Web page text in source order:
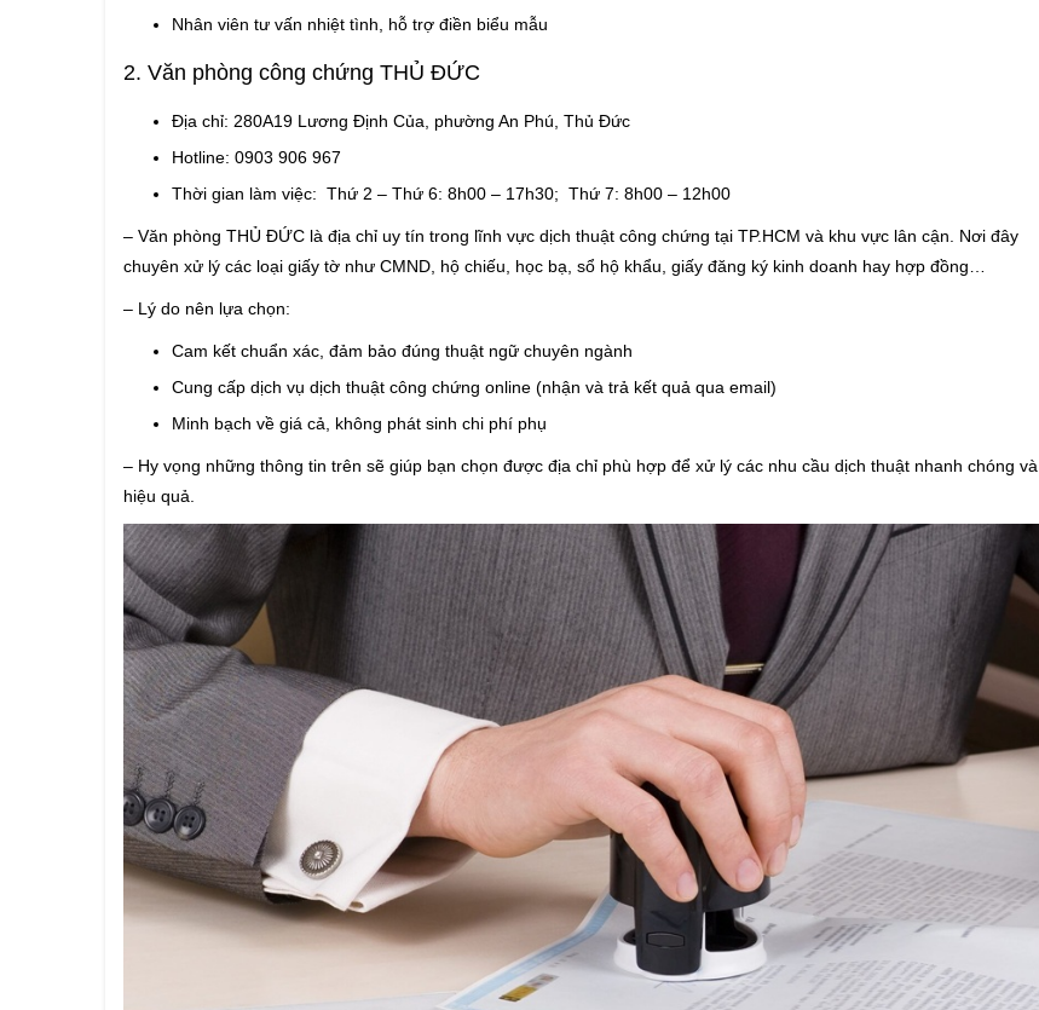
Nhân viên tư vấn nhiệt tình, hỗ trợ điền biểu mẫu
2. Văn phòng công chứng THỦ ĐỨC
Địa chỉ: 280A19 Lương Định Của, phường An Phú, Thủ Đức
Hotline: 0903 906 967
Thời gian làm việc: Thứ 2 – Thứ 6: 8h00 – 17h30; Thứ 7: 8h00 – 12h00
– Văn phòng THỦ ĐỨC là địa chỉ uy tín trong lĩnh vực dịch thuật công chứng tại TP.HCM và khu vực lân cận. Nơi đây
chuyên xử lý các loại giấy tờ như CMND, hộ chiếu, học bạ, sổ hộ khẩu, giấy đăng ký kinh doanh hay hợp đồng…
– Lý do nên lựa chọn:
Cam kết chuẩn xác, đảm bảo đúng thuật ngữ chuyên ngành
Cung cấp dịch vụ dịch thuật công chứng online (nhận và trả kết quả qua email)
Minh bạch về giá cả, không phát sinh chi phí phụ
– Hy vọng những thông tin trên sẽ giúp bạn chọn được địa chỉ phù hợp để xử lý các nhu cầu dịch thuật nhanh chóng và
hiệu quả.